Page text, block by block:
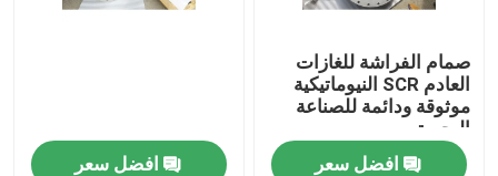
صمام الفراشة للغازات
العادم SCR النيوماتيكية
موثوقة ودائمة للصناعة
البحرية
افضل سعر
افضل سعر